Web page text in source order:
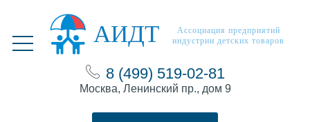
АИДТ
Ассоциация предприятий
индустрии детских товаров
8 (499) 519-02-81
Москва, Ленинский пр., дом 9